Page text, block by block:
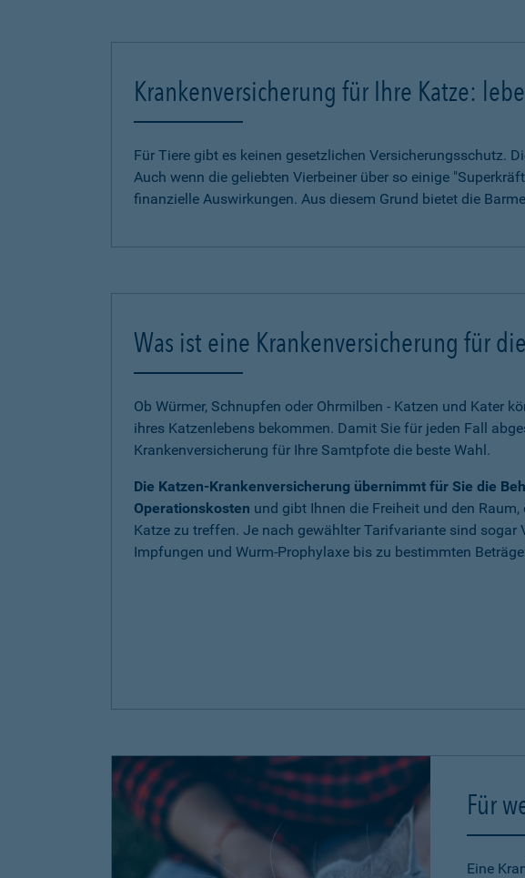
Krankenversicherung für Ihre Katze:
Für Tiere gibt es keinen gesetzlichen Versicherungsschutz.
Auch wenn die geliebten Vierbeiner über so einige
finanzielle Auswirkungen. Aus diesem Grund bietet die
Was ist eine Krankenversicherung für
Ob Würmer, Schnupfen oder Ohrmilben - Katzen und Kater
ihres Katzenlebens bekommen. Damit Sie für jeden Fall
Krankenversicherung für Ihre Samtpfote die beste Wahl.
Die Katzen-Krankenversicherung übernimmt für Sie die
Operationskosten und gibt Ihnen die Freiheit und den
Katze zu treffen. Je nach gewählter Tarifvariante sind sogar
Impfungen und Wurm-Prophylaxe bis zu bestimmten
Für
Eine